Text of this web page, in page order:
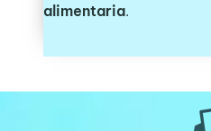
alimentaria.